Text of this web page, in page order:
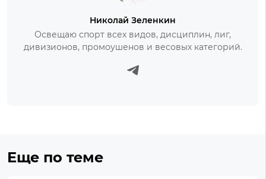
Николай Зеленкин
Освещаю спорт всех видов, дисциплин, лиг,
дивизионов, промоушенов и весовых категорий.
Еще по теме